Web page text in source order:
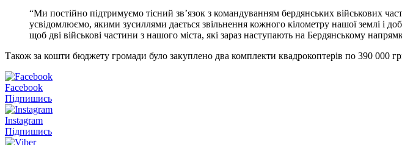
“Ми постійно підтримуємо тісний зв’язок з командуванням бердянських військових
усвідомлюємо, якими зусиллями дається звільнення кожного кілометру нашої землі і
щоб дві військові частини з нашого міста, які зараз наступають на Бердянському
Також за кошти бюджету громади було закуплено два комплекти квадрокоптерів по 390 000
Facebook
Підпишись
Instagram
Підпишись